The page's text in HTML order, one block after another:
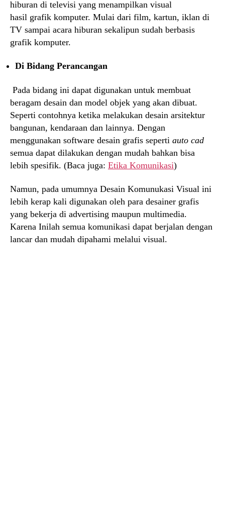
hiburan di televisi yang menampilkan visual
hasil grafik komputer. Mulai dari film, kartun, iklan di
TV sampai acara hiburan sekalipun sudah berbasis
grafik komputer.
Di Bidang Perancangan
Pada bidang ini dapat digunakan untuk membuat
beragam desain dan model objek yang akan dibuat.
Seperti contohnya ketika melakukan desain arsitektur
bangunan, kendaraan dan lainnya. Dengan
menggunakan software desain grafis seperti auto cad
semua dapat dilakukan dengan mudah bahkan bisa
lebih spesifik. (Baca juga: Etika Komunikasi)
Namun, pada umumnya Desain Komunukasi Visual ini
lebih kerap kali digunakan oleh para desainer grafis
yang bekerja di advertising maupun multimedia.
Karena Inilah semua komunikasi dapat berjalan dengan
lancar dan mudah dipahami melalui visual.